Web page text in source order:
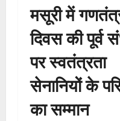
मसूरी में
दिवस की पूर्व
पर स्वतंत्रता
सेनानियों के
का सम्मान